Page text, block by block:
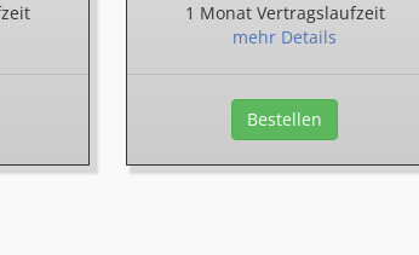
1 Monat Vertragslaufzeit
mehr Details
Bestellen